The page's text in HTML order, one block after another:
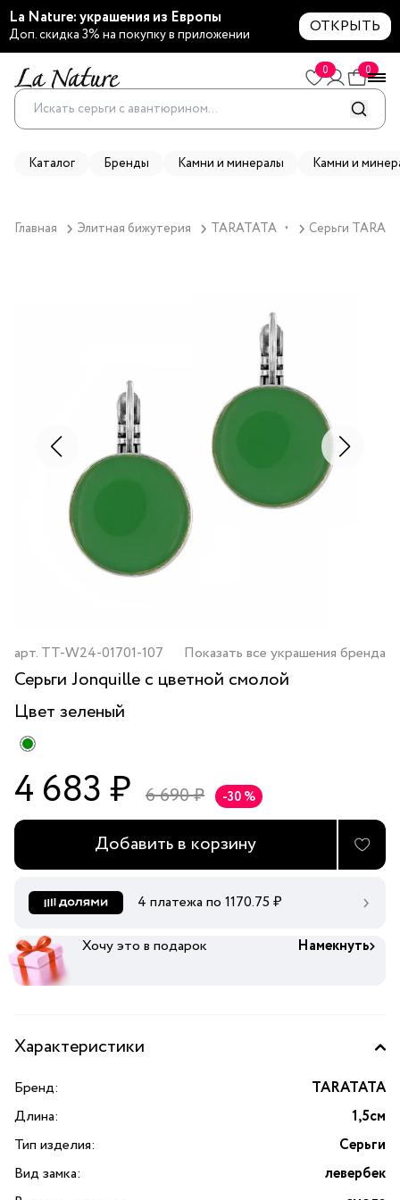
La Nature: украшения из Европы
Доп. скидка 3% на покупку в приложении ОТКРЫТЬ
0 0
Каталог Бренды Камни и минералы Камни и
Главная Элитная бижутерия TARATATA ▼ Серьги
арт. TT-W24-01701-107 Показать все украшения бренда
Серьги Jonquille с цветной смолой
Цвет зеленый
4 683 ₽ 6 690 ₽ -30 %
Добавить в корзину
4 платежа по 1170.75 ₽
Хочу это в подарок Намекнуть
Характеристики
Бренд:
TARATATA
Длина:
1,5см
Тип изделия:
Серьги
Вид замка:
левербек